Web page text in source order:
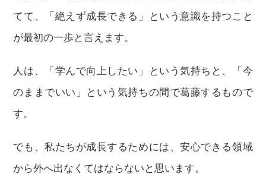
てて、「絶えず成長できる」という意識を持つこと
が最初の一歩と言えます。
人は、「学んで向上したい」という気持ちと、「今
のままでいい」という気持ちの間で葛藤するもので
す。
でも、私たちが成長するためには、安心できる領域
から外へ出なくてはならないと思います。